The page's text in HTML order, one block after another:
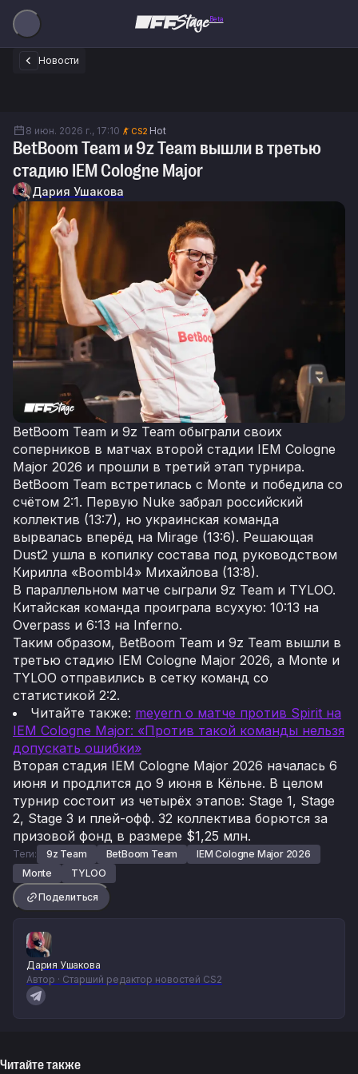
Beta
Новости
8 июн. 2026 г., 17:10 CS2 Hot
BetBoom Team и 9z Team вышли в третью
стадию IEM Cologne Major
Дария Ушакова
BetBoom Team и 9z Team обыграли своих
соперников в матчах второй стадии IEM Cologne
Major 2026 и прошли в третий этап турнира.
BetBoom Team встретилась с Monte и победила со
счётом 2:1. Первую Nuke забрал российский
коллектив (13:7), но украинская команда
вырвалась вперёд на Mirage (13:6). Решающая
Dust2 ушла в копилку состава под руководством
Кирилла «Boombl4» Михайлова (13:8).
В параллельном матче сыграли 9z Team и TYLOO.
Китайская команда проиграла всухую: 10:13 на
Overpass и 6:13 на Inferno.
Таким образом, BetBoom Team и 9z Team вышли в
третью стадию IEM Cologne Major 2026, а Monte и
TYLOO отправились в сетку команд со
статистикой 2:2.
Читайте также: meyern о матче против Spirit на
IEM Cologne Major: «Против такой команды нельзя
допускать ошибки»
Вторая стадия IEM Cologne Major 2026 началась 6
июня и продлится до 9 июня в Кёльне. В целом
турнир состоит из четырёх этапов: Stage 1, Stage
2, Stage 3 и плей-офф. 32 коллектива борются за
призовой фонд в размере $1,25 млн.
Теги: 9z Team BetBoom Team
IEM Cologne Major 2026
Monte
TYLOO
Поделиться
Дария Ушакова
Автор · Старший редактор новостей CS2
Читайте также